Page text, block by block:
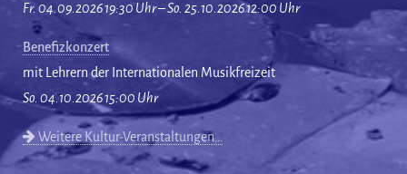
Fr. 04.09.2026 19:30 Uhr – So. 25.10.2026 12:00 Uhr
Benefizkonzert
mit Lehrern der Internationalen Musikfreizeit
So. 04.10.2026 15:00 Uhr
Weitere Kultur-Veranstaltungen…